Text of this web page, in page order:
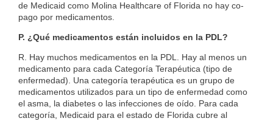
de Medicaid como Molina Healthcare of Florida no hay co-
pago por medicamentos.
P. ¿Qué medicamentos están incluidos en la PDL?
R. Hay muchos medicamentos en la PDL. Hay al menos un
medicamento para cada Categoría Terapéutica (tipo de
enfermedad). Una categoría terapéutica es un grupo de
medicamentos utilizados para un tipo de enfermedad como
el asma, la diabetes o las infecciones de oído. Para cada
categoría, Medicaid para el estado de Florida cubre al